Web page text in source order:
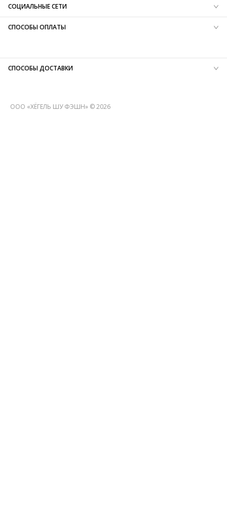
Защита информации
Карьера
СОЦИАЛЬНЫЕ СЕТИ
СПОСОБЫ ОПЛАТЫ
СПОСОБЫ ДОСТАВКИ
ООО «ХЁГЕЛЬ ШУ ФЭШН» © 2026